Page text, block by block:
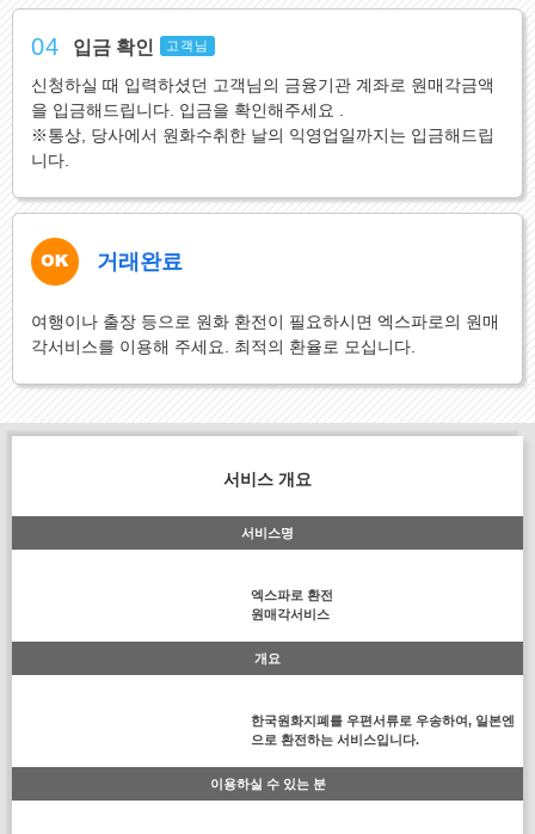
04 입금 확인 고객님
신청하실 때 입력하셨던 고객님의 금융기관 계좌로 원매각금액
을 입금해드립니다. 입금을 확인해주세요 .
※통상, 당사에서 원화수취한 날의 익영업일까지는 입금해드립
니다.
거래완료
여행이나 출장 등으로 원화 환전이 필요하시면 엑스파로의 원매
각서비스를 이용해 주세요. 최적의 환율로 모십니다.
서비스 개요
서비스명
엑스파로 환전
원매각서비스
개요
한국원화지폐를 우편서류로 우송하여, 일본엔
으로 환전하는 서비스입니다.
이용하실 수 있는 분